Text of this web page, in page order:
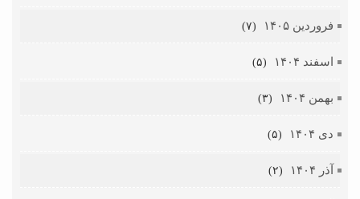
فروردین ۱۴۰۵ (۷)
اسفند ۱۴۰۴ (۵)
بهمن ۱۴۰۴ (۳)
دی ۱۴۰۴ (۵)
آذر ۱۴۰۴ (۲)